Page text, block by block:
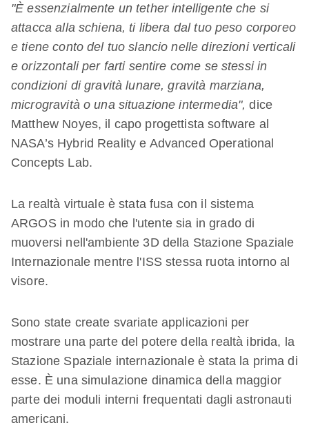
"È essenzialmente un tether intelligente che si
attacca alla schiena, ti libera dal tuo peso corporeo
e tiene conto del tuo slancio nelle direzioni verticali
e orizzontali per farti sentire come se stessi in
condizioni di gravità lunare, gravità marziana,
microgravità o una situazione intermedia", dice
Matthew Noyes, il capo progettista software al
NASA’s Hybrid Reality e Advanced Operational
Concepts Lab.
La realtà virtuale è stata fusa con il sistema
ARGOS in modo che l'utente sia in grado di
muoversi nell'ambiente 3D della Stazione Spaziale
Internazionale mentre l'ISS stessa ruota intorno al
visore.
Sono state create svariate applicazioni per
mostrare una parte del potere della realtà ibrida, la
Stazione Spaziale internazionale è stata la prima di
esse. È una simulazione dinamica della maggior
parte dei moduli interni frequentati dagli astronauti
americani.